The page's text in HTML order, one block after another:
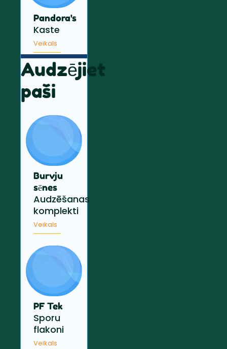
Pandora's
Kaste
Veikals
Audzējiet
paši
Burvju
sēnes
Audzēšanas
komplekti
Veikals
PF Tek
Sporu
flakoni
Veikals